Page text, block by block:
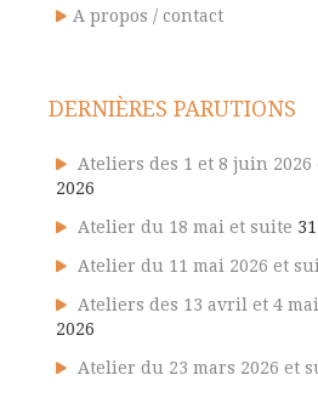
A propos / contact
DERNIÈRES PARUTIONS
Ateliers des 1 et 8 juin 2026
2026
Atelier du 18 mai et suite
Atelier du 11 mai 2026 et
Ateliers des 13 avril et 4
2026
Atelier du 23 mars 2026 et